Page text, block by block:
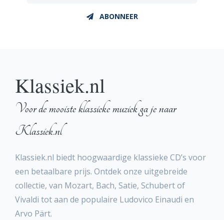
ABONNEER
Klassiek.nl
Voor de mooiste klassieke muziek ga je naar
Klassiek.nl
Klassiek.nl biedt hoogwaardige klassieke CD’s voor
een betaalbare prijs. Ontdek onze uitgebreide
collectie, van Mozart, Bach, Satie, Schubert of
Vivaldi tot aan de populaire Ludovico Einaudi en
Arvo Pärt.